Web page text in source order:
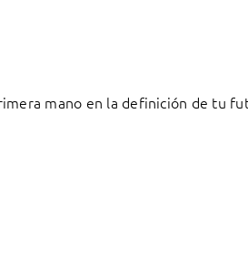
mano en la definición de tu